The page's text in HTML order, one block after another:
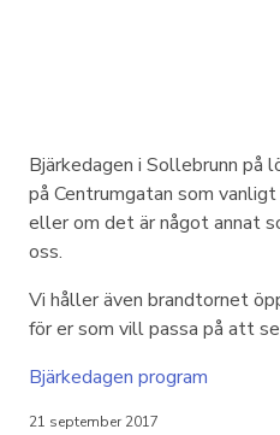
Bjärkedagen i Sollebrunn på
på Centrumgatan som
eller om det är något annat
oss.
Vi håller även brandtornet
för er som vill passa på att
Bjärkedagen program
21 september 2017